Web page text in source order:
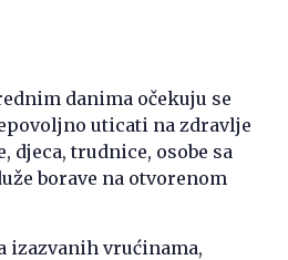
danima očekuju se
uticati na zdravlje
djeca, trudnice, osobe sa
borave na otvorenom
izazvanih vrućinama,